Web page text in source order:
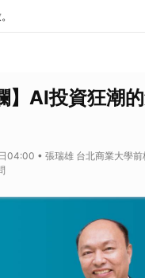
】AI投資狂潮
04:00 • 張瑞雄 台北商業大學前